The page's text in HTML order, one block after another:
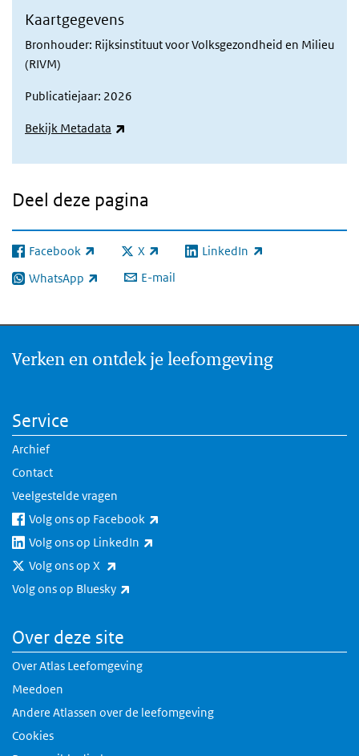
Kaartgegevens
Bronhouder: Rijksinstituut voor Volksgezondheid en Milieu
(RIVM)
Publicatiejaar: 2026
Bekijk Metadata
Deel deze pagina
Facebook
(externe link) X
(externe link) LinkedIn
(externe link)
WhatsApp
(externe link) E-mail
Verken en ontdek je leefomgeving
Service
Archief
Contact
Veelgestelde vragen
Volg ons op Facebook
Volg ons op LinkedIn
Volg ons op X
Volg ons op Bluesky
Over deze site
Over Atlas Leefomgeving
Meedoen
Andere Atlassen over de leefomgeving
Cookies